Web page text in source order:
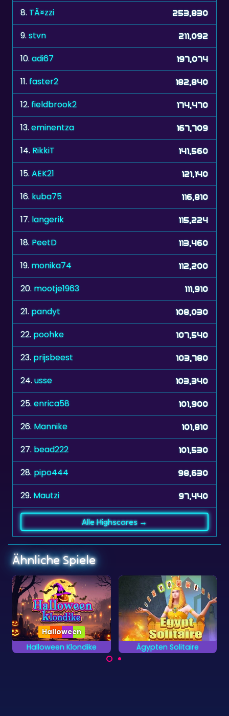
9. stvn 211,092
10.adi67 197,074
11. faster2 182,840
12.fieldbrook2 174,470
13. eminentza 167,709
14.RikkiT 141,560
15. AEK21 121,140
16. kuba75 116,810
17. langerik 115,224
18. PeetD 113,460
19. monika74 112,200
20.mootje1963 111,910
21. pandyt 108,030
22.poohke 107,540
23. prijsbeest 103,780
24.usse 103,340
25. enrica58 101,900
26. Mannike 101,810
27. bead222 101,530
28. pipo444 98,630
29. Mautzi 97,440
Ähnliche Spiele
Ägypten Solitaire
Viel Spaß bei 100
Egypt Pyramid Solitaire
Klassisches Pyramid